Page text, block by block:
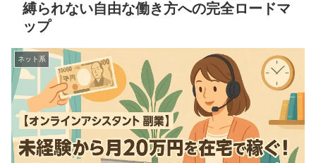
縛られない自由な働き方への完全ロードマ
ップ
ネット系